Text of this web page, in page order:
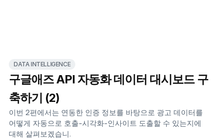
DATA INTELLIGENCE
구글애즈 API 자동화 데이터 대시보드 구
축하기 (2)
이번 2편에서는 연동한 인증 정보를 바탕으로 광고 데이터를
어떻게 자동으로 호출-시각화-인사이트 도출할 수 있는지에
대해 살펴보겠습니.